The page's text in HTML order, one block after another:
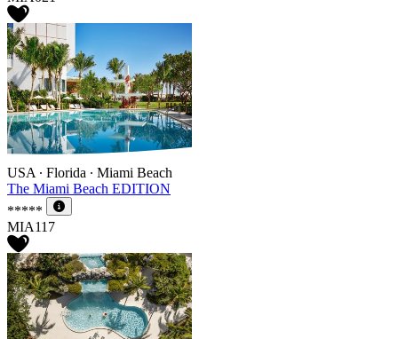
USA ∙ Florida ∙ Miami Beach
The Miami Beach EDITION
*****
MIA117